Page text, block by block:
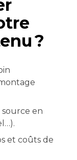
?
en
et coûts de